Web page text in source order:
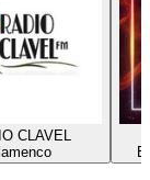
CLAVEL